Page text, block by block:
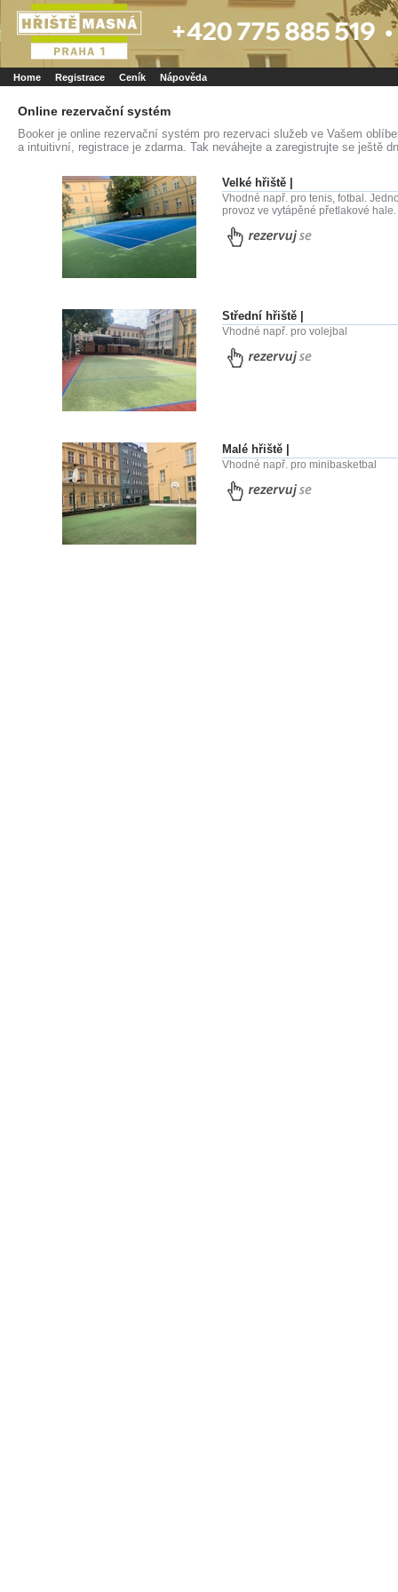
Booker online rezerva�n� syst�m
Nower systems s.r.o - Online
Rezervujse - Port�l pro online rezervace sportu Sports booking system
Home Registrace Ceník Nápověda
Online rezervační systém
Booker je online rezervační systém pro rezervaci služeb ve Vašem
a intuitivní, registrace je zdarma. Tak neváhejte a zaregistrujte se ještě
Velké hřiště |
Vhodné např. pro tenis, fotbal.
provoz ve vytápěné přetlakové hale.
Střední hřiště |
Vhodné např. pro volejbal
Malé hřiště |
Vhodné např. pro minibasketbal